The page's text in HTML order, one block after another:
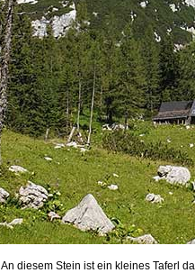
An diesem Stein ist ein kleines Taferl